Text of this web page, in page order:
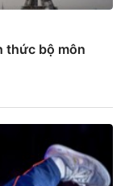
thức bộ môn